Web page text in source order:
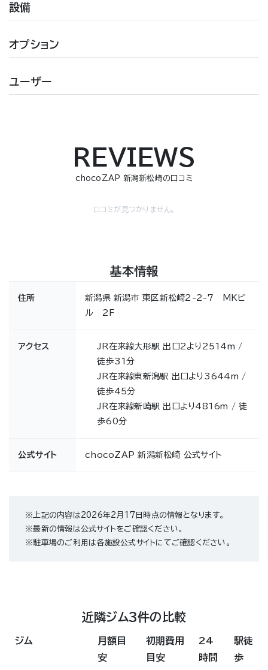
設備
オプション
ユーザー
REVIEWS
chocoZAP 新潟新松崎の口コミ
口コミが見つかりません。
基本情報
住所
新潟県 新潟市 東区新松崎2-2-7 MKビ
ル 2F
アクセス
JR在来線大形駅 出口2より2514m /
徒歩31分
JR在来線東新潟駅 出口より3644m /
徒歩45分
JR在来線新崎駅 出口より4816m / 徒
歩60分
公式サイト chocoZAP 新潟新松崎 公式サイト
※上記の内容は2026年2月17日時点の情報となります。
※最新の情報は公式サイトをご確認ください。
※駐車場のご利用は各施設公式サイトにてご確認ください。
近隣ジム3件の比較
ジム
月額目
安
初期費用
目安
24
時間
駅徒
歩